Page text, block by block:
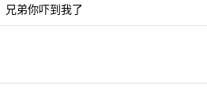
兄弟你吓到我了